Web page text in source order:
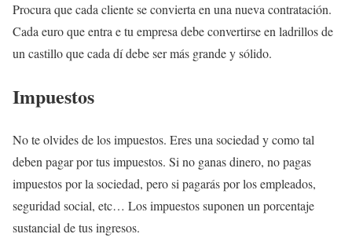
Procura que cada cliente se convierta en una nueva contratación.
Cada euro que entra e tu empresa debe convertirse en ladrillos de
un castillo que cada dí debe ser más grande y sólido.
Impuestos
No te olvides de los impuestos. Eres una sociedad y como tal
deben pagar por tus impuestos. Si no ganas dinero, no pagas
impuestos por la sociedad, pero si pagarás por los empleados,
seguridad social, etc… Los impuestos suponen un porcentaje
sustancial de tus ingresos.